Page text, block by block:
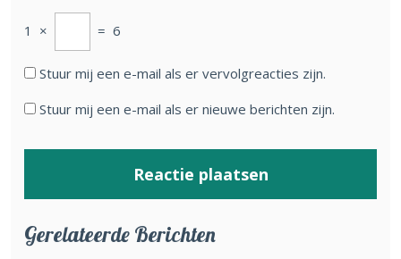
1 × = 6
Stuur mij een e-mail als er vervolgreacties zijn.
Stuur mij een e-mail als er nieuwe berichten zijn.
Gerelateerde Berichten